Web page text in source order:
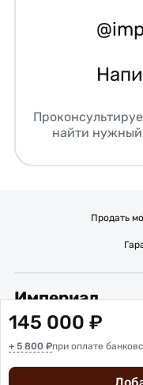
145 000 ₽
+ 5 800 ₽при оплате
найти нужный
Продать
Империал
Подписывайтесь на нас:
Вакансии
Политика обработки